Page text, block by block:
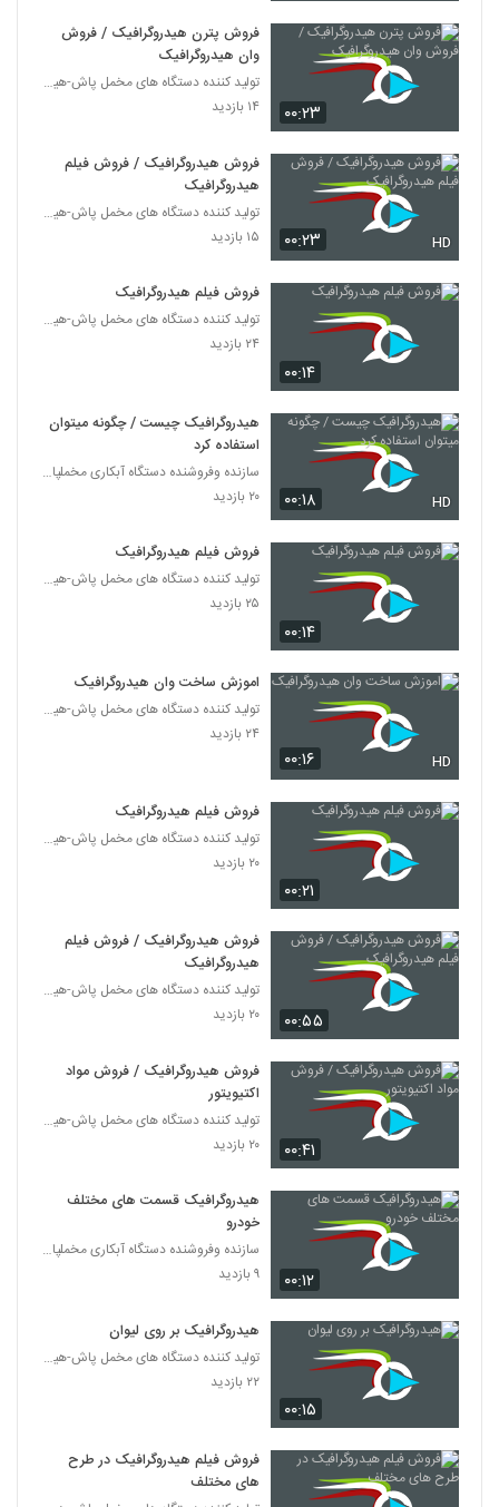
۰۰:۲۳
فروش پترن هیدروگرافیک / فروش
وان هیدروگرافیک
تولید کننده دستگاه های مخمل پاش-هیدروگرافیک-ابکاری
۱۴ بازدید
۰۰:۲۳ HD
فروش هیدروگرافیک / فروش فیلم
هیدروگرافیک
تولید کننده دستگاه های مخمل پاش-هیدروگرافیک-ابکاری
۱۵ بازدید
۰۰:۱۴
فروش فیلم هیدروگرافیک
تولید کننده دستگاه های مخمل پاش-هیدروگرافیک-ابکاری
۲۴ بازدید
۰۰:۱۸ HD
هیدروگرافیک چیست / چگونه میتوان
استفاده کرد
سازنده وفروشنده دستگاه آبکاری مخملپاش هیدروگرافیک
۲۰ بازدید
۰۰:۱۴
فروش فیلم هیدروگرافیک
تولید کننده دستگاه های مخمل پاش-هیدروگرافیک-ابکاری
۲۵ بازدید
۰۰:۱۶ HD
اموزش ساخت وان هیدروگرافیک
تولید کننده دستگاه های مخمل پاش-هیدروگرافیک-ابکاری
۲۴ بازدید
۰۰:۲۱
فروش فیلم هیدروگرافیک
تولید کننده دستگاه های مخمل پاش-هیدروگرافیک-ابکاری
۲۰ بازدید
۰۰:۵۵
فروش هیدروگرافیک / فروش فیلم
هیدروگرافیک
تولید کننده دستگاه های مخمل پاش-هیدروگرافیک-ابکاری
۲۰ بازدید
۰۰:۴۱
فروش هیدروگرافیک / فروش مواد
اکتیویتور
تولید کننده دستگاه های مخمل پاش-هیدروگرافیک-ابکاری
۲۰ بازدید
۰۰:۱۲
هیدروگرافیک قسمت های مختلف
خودرو
سازنده وفروشنده دستگاه آبکاری مخملپاش هیدروگرافیک
۹ بازدید
۰۰:۱۵
هیدروگرافیک بر روی لیوان
تولید کننده دستگاه های مخمل پاش-هیدروگرافیک-ابکاری
۲۲ بازدید
فروش فیلم هیدروگرافیک در طرح
های مختلف